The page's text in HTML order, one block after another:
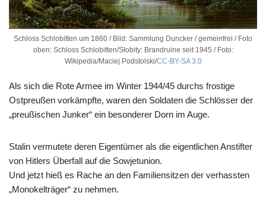
Schloss Schlobitten um 1860 / Bild: Sammlung Duncker / gemeinfrei / Foto
oben: Schloss Schlobitten/Słobity: Brandruine seit 1945 / Foto:
Wikipedia/Maciej Podstolski/CC-BY-SA 3.0
Als sich die Rote Armee im Winter 1944/45 durchs frostige
Ostpreußen vorkämpfte, waren den Soldaten die Schlösser der
„preußischen Junker“ ein besonderer Dorn im Auge.
Stalin vermutete deren Eigentümer als die eigentlichen Anstifter
von Hitlers Überfall auf die Sowjetunion.
Und jetzt hieß es Rache an den Familiensitzen der verhassten
„Monokelträger“ zu nehmen.